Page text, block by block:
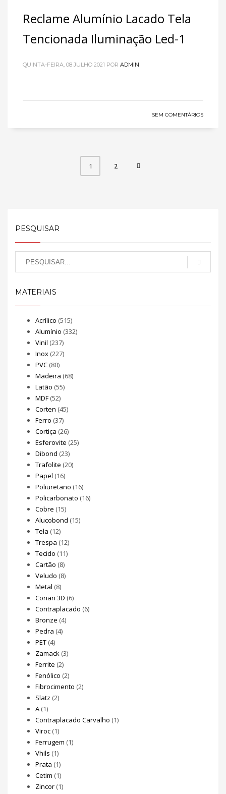
Reclame Alumínio Lacado Tela
Tencionada Iluminação Led-1
QUINTA-FEIRA, 08 JULHO 2021 POR ADMIN
SEM COMENTÁRIOS
1 2
PESQUISAR
MATERIAIS
Acrílico (515)
Alumínio (332)
Vinil (237)
Inox (227)
PVC (80)
Madeira (68)
Latão (55)
MDF (52)
Corten (45)
Ferro (37)
Cortiça (26)
Esferovite (25)
Dibond (23)
Trafolite (20)
Papel (16)
Poliuretano (16)
Policarbonato (16)
Cobre (15)
Alucobond (15)
Tela (12)
Trespa (12)
Tecido (11)
Cartão (8)
Veludo (8)
Metal (8)
Corian 3D (6)
Contraplacado (6)
Bronze (4)
Pedra (4)
PET (4)
Zamack (3)
Ferrite (2)
Fenólico (2)
Fibrocimento (2)
Slatz (2)
A (1)
Contraplacado Carvalho (1)
Viroc (1)
Ferrugem (1)
Vhils (1)
Prata (1)
Cetim (1)
Zincor (1)